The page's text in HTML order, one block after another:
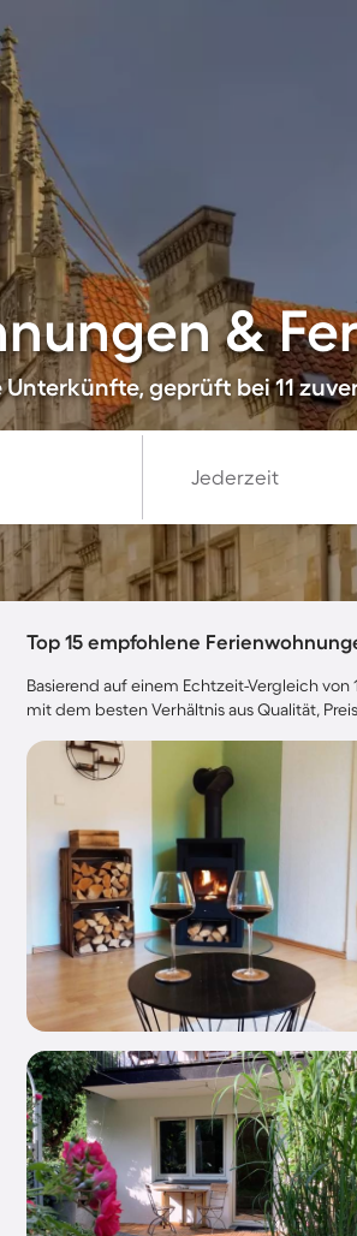
&
Unterkünfte, geprüft bei 11
Jederzeit
Top 15 empfohlene
Basierend auf einem Echtzeit-Vergleich
mit dem besten Verhältnis aus Qualität,